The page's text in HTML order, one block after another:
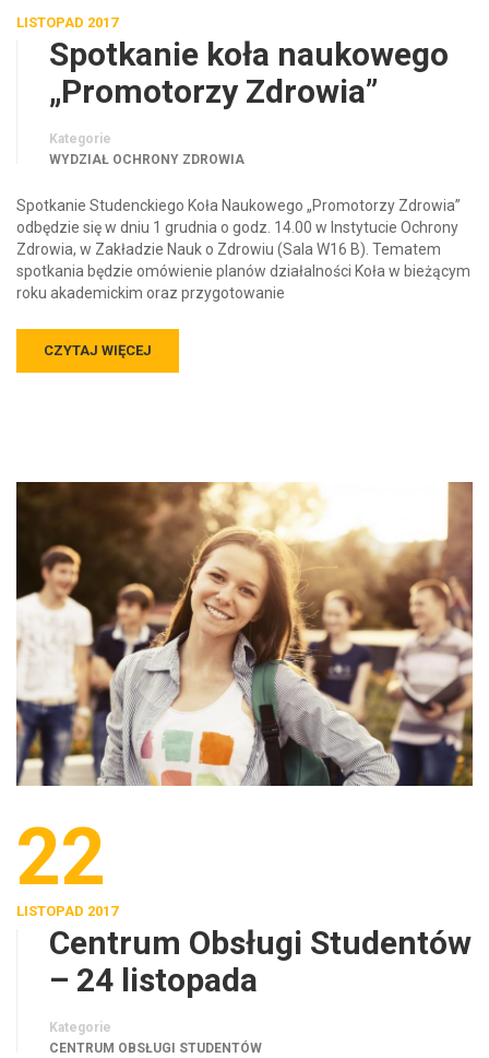
LISTOPAD 2017
Spotkanie koła naukowego
„Promotorzy Zdrowia”
Kategorie
WYDZIAŁ OCHRONY ZDROWIA
Spotkanie Studenckiego Koła Naukowego „Promotorzy Zdrowia”
odbędzie się w dniu 1 grudnia o godz. 14.00 w Instytucie Ochrony
Zdrowia, w Zakładzie Nauk o Zdrowiu (Sala W16 B). Tematem
spotkania będzie omówienie planów działalności Koła w bieżącym
roku akademickim oraz przygotowanie
CZYTAJ WIĘCEJ
22
LISTOPAD 2017
Centrum Obsługi Studentów
– 24 listopada
Kategorie
CENTRUM OBSŁUGI STUDENTÓW